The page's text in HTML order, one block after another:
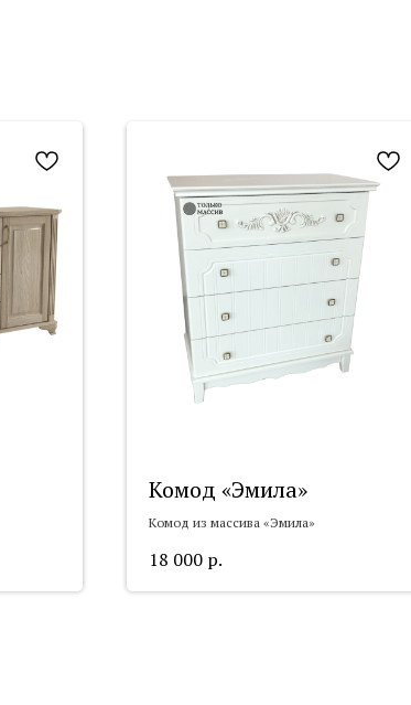
Комод «Эмила»
Комод из массива «Эмила»
18 000 р.